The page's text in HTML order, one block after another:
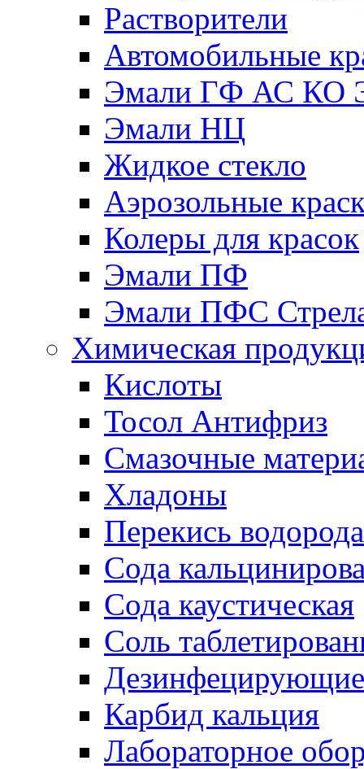
Растворители
Автомобильные
Эмали ГФ АС КО
Эмали НЦ
Жидкое стекло
Аэрозольные
Колеры для красок
Эмали ПФ
Эмали ПФС
Химическая
Кислоты
Тосол Антифриз
Смазочные
Хладоны
Перекись водорода
Сода
Сода каустическая
Соль
Дезинфецирующие
Карбид кальция
Лабораторное